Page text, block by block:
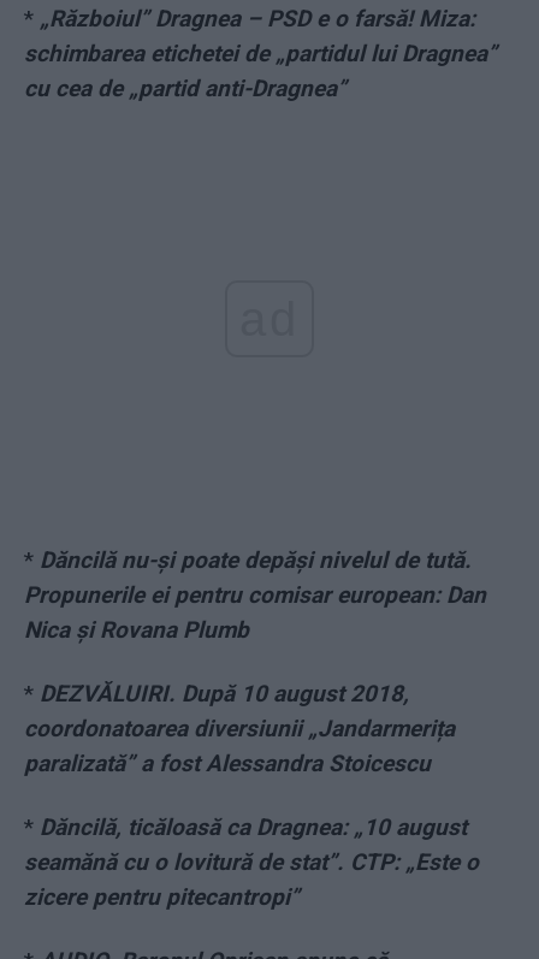
* „Războiul” Dragnea – PSD e o farsă! Miza:
schimbarea etichetei de „partidul lui Dragnea”
cu cea de „partid anti-Dragnea”
* Dăncilă nu-și poate depăși nivelul de tută.
Propunerile ei pentru comisar european: Dan
Nica și Rovana Plumb
* DEZVĂLUIRI. După 10 august 2018,
coordonatoarea diversiunii „Jandarmerița
paralizată” a fost Alessandra Stoicescu
* Dăncilă, ticăloasă ca Dragnea: „10 august
seamănă cu o lovitură de stat”. CTP: „Este o
zicere pentru pitecantropi”